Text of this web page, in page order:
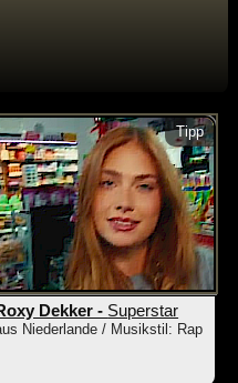
Tipp
Dekker - Superstar
Niederlande / Musikstil: Rap